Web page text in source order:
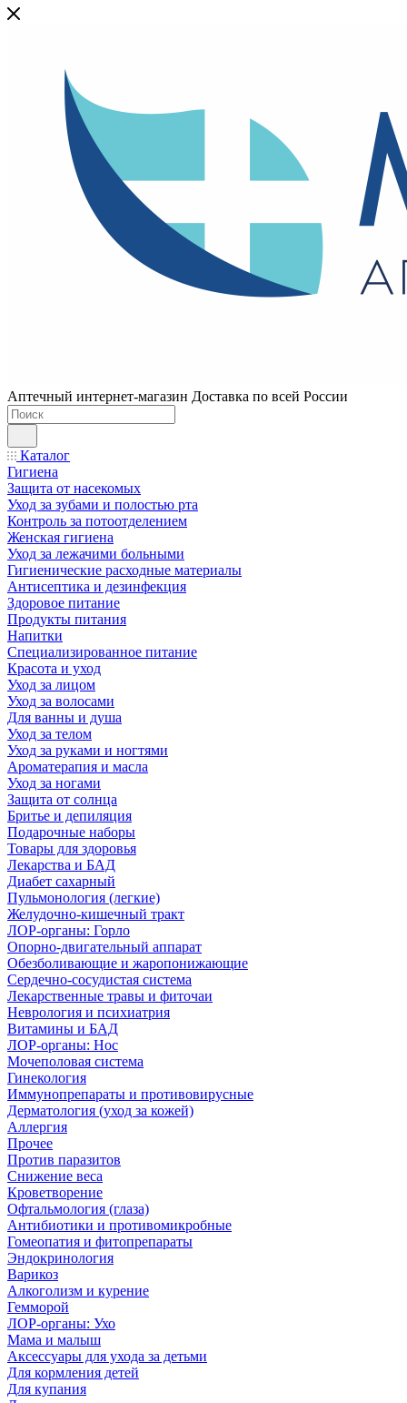
Аптечный интернет-магазин Доставка по всей России
Каталог
Гигиена
Защита от насекомых
Уход за зубами и полостью рта
Контроль за потоотделением
Женская гигиена
Уход за лежачими больными
Гигиенические расходные материалы
Антисептика и дезинфекция
Здоровое питание
Продукты питания
Напитки
Специализированное питание
Красота и уход
Уход за лицом
Уход за волосами
Для ванны и душа
Уход за телом
Уход за руками и ногтями
Ароматерапия и масла
Уход за ногами
Защита от солнца
Бритье и депиляция
Подарочные наборы
Товары для здоровья
Лекарства и БАД
Диабет сахарный
Пульмонология (легкие)
Желудочно-кишечный тракт
ЛОР-органы: Горло
Опорно-двигательный аппарат
Обезболивающие и жаропонижающие
Сердечно-сосудистая система
Лекарственные травы и фиточаи
Неврология и психиатрия
Витамины и БАД
ЛОР-органы: Нос
Мочеполовая система
Гинекология
Иммунопрепараты и противовирусные
Дерматология (уход за кожей)
Аллергия
Прочее
Против паразитов
Снижение веса
Кроветворение
Офтальмология (глаза)
Антибиотики и противомикробные
Гомеопатия и фитопрепараты
Эндокринология
Варикоз
Алкоголизм и курение
Гемморой
ЛОР-органы: Ухо
Мама и малыш
Аксессуары для ухода за детьми
Для кормления детей
Для купания